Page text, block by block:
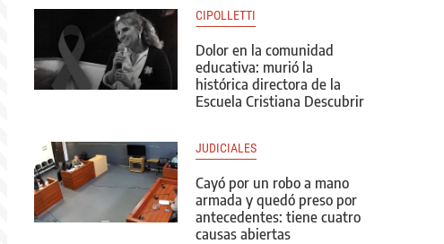
CIPOLLETTI
Dolor en la comunidad
educativa: murió la
histórica directora de la
Escuela Cristiana Descubrir
JUDICIALES
Cayó por un robo a mano
armada y quedó preso por
antecedentes: tiene cuatro
causas abiertas